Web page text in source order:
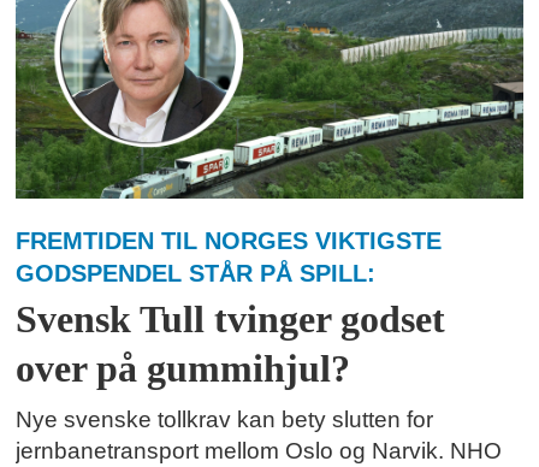
FREMTIDEN TIL NORGES VIKTIGSTE
GODSPENDEL STÅR PÅ SPILL:
Svensk Tull tvinger godset
over på gummihjul?
Nye svenske tollkrav kan bety slutten for
jernbanetransport mellom Oslo og Narvik. NHO